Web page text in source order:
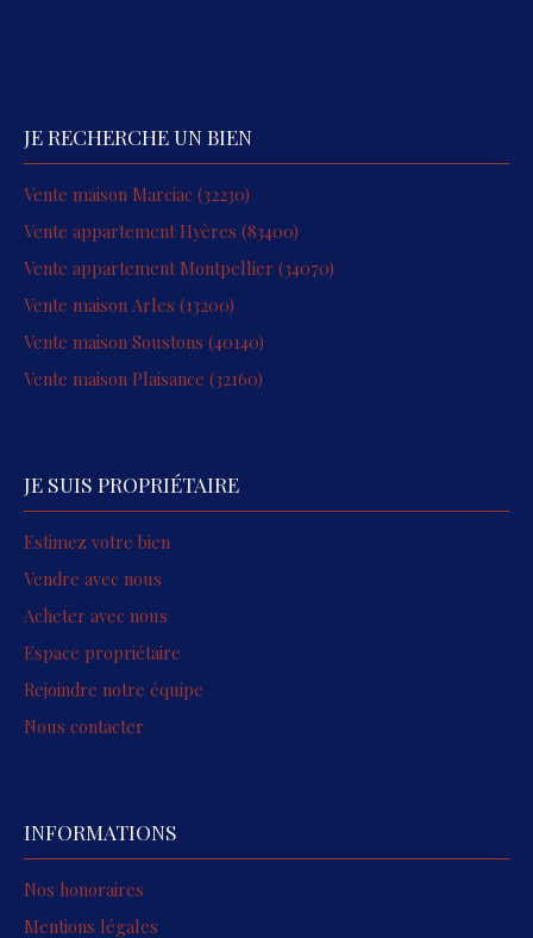
JE RECHERCHE UN BIEN
Vente maison Marciac (32230)
Vente appartement Hyères (83400)
Vente appartement Montpellier (34070)
Vente maison Arles (13200)
Vente maison Soustons (40140)
Vente maison Plaisance (32160)
JE SUIS PROPRIÉTAIRE
Estimez votre bien
Vendre avec nous
Acheter avec nous
Espace propriétaire
Rejoindre notre équipe
Nous contacter
INFORMATIONS
Nos honoraires
Mentions légales